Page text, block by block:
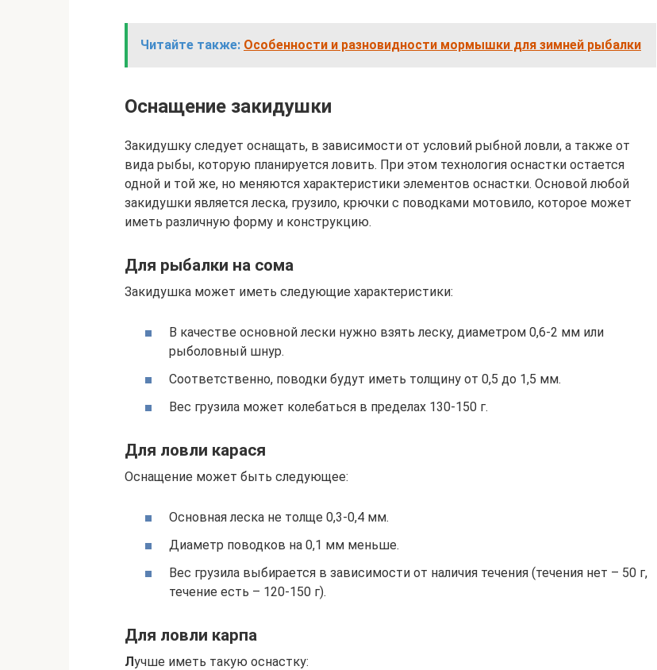
Читайте также: Особенности и разновидности мормышки для зимней рыбалки
Оснащение закидушки
Закидушку следует оснащать, в зависимости от условий рыбной ловли, а также от
вида рыбы, которую планируется ловить. При этом технология оснастки остается
одной и той же, но меняются характеристики элементов оснастки. Основой любой
закидушки является леска, грузило, крючки с поводками мотовило, которое может
иметь различную форму и конструкцию.
Для рыбалки на сома
Закидушка может иметь следующие характеристики:
В качестве основной лески нужно взять леску, диаметром 0,6-2 мм или
рыболовный шнур.
Соответственно, поводки будут иметь толщину от 0,5 до 1,5 мм.
Вес грузила может колебаться в пределах 130-150 г.
Для ловли карася
Оснащение может быть следующее:
Основная леска не толще 0,3-0,4 мм.
Диаметр поводков на 0,1 мм меньше.
Вес грузила выбирается в зависимости от наличия течения (течения нет – 50 г,
течение есть – 120-150 г).
Для ловли карпа
Лучше иметь такую оснастку: